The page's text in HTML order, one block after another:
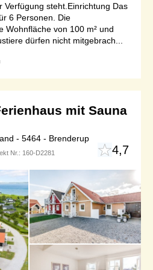
Verfügung steht.Einrichtung Das
6 Personen. Die
Wohnfläche von 100 m² und
dürfen nicht mitgebrach...
mit Sauna
- 5464 - Brenderup
Nr.: 160-D2281 4,7